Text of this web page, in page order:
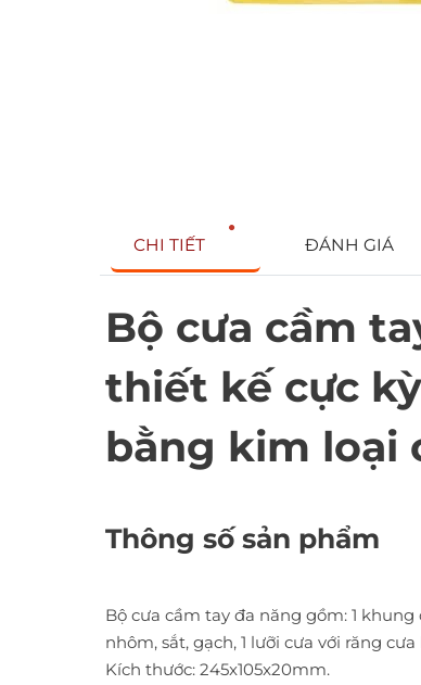
CHI TIẾT ĐÁNH GIÁ
Bộ cưa cầm
thiết kế cực
bằng kim loại
Thông số sản phẩm
Bộ cưa cầm tay đa năng gồm: 1
nhôm, sắt, gạch, 1 lưỡi cưa với răng
Kích thước: 245x105x20mm.